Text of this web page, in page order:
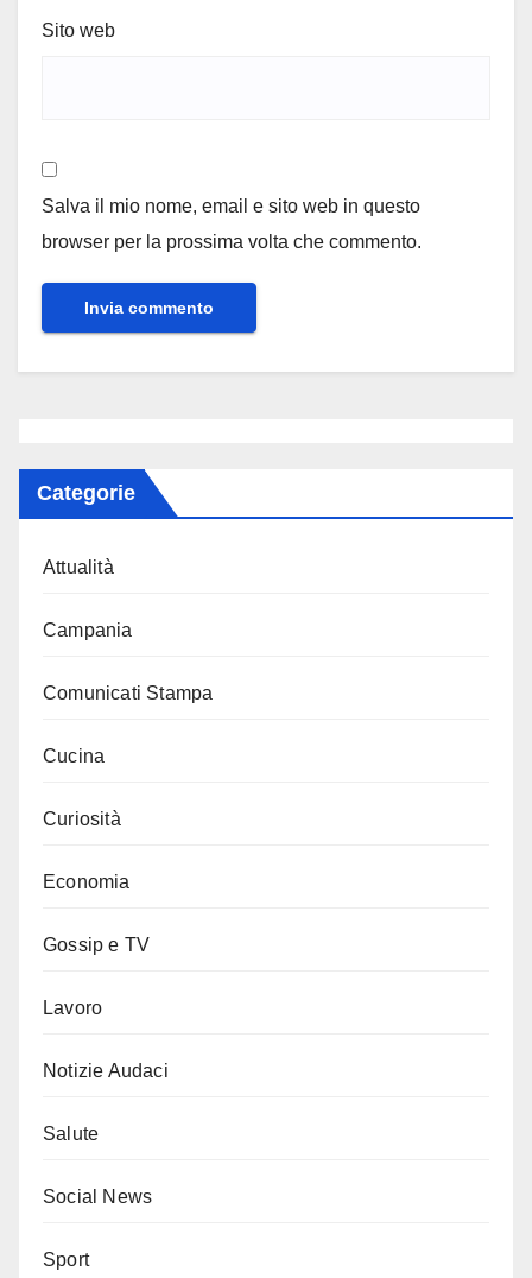
Sito web
Salva il mio nome, email e sito web in questo
browser per la prossima volta che commento.
Categorie
Attualità
Campania
Comunicati Stampa
Cucina
Curiosità
Economia
Gossip e TV
Lavoro
Notizie Audaci
Salute
Social News
Sport